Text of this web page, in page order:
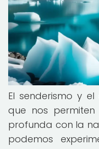
El senderismo y
que nos
profunda con la
podemos